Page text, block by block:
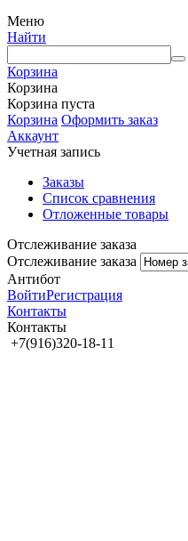
Меню
Найти
Корзина
Корзина
Корзина пуста
Корзина Оформить заказ
Аккаунт
Учетная запись
Заказы
Список сравнения
Отложенные товары
Отслеживание заказа
Отслеживание заказа
Антибот
ВойтиРегистрация
Контакты
Контакты
+7(916)320-18-11